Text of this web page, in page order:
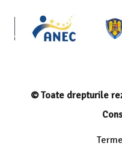
© Toate drepturile